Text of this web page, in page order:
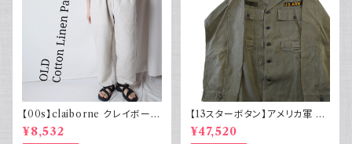
【00s】claiborne クレイボーン
リネンコットンパンツ ツータック
¥8,532
【13スターボタン】アメリカ軍 M
43 HBT ジャケット パッチ 軍物
実物
¥47,520